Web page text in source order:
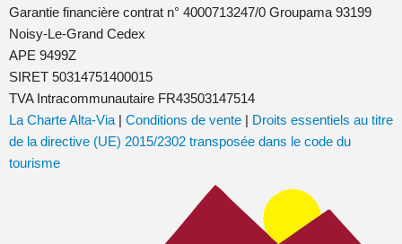
Garantie financière contrat n° 4000713247/0 Groupama 93199
Noisy-Le-Grand Cedex
APE 9499Z
SIRET 50314751400015
TVA Intracommunautaire FR43503147514
La Charte Alta-Via| Conditions de vente
Droits essentiels au titre
de la directive (UE) 2015/2302 transposée dans le code du
tourisme